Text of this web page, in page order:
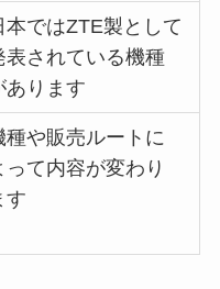
本ではZTE製として
表されている機種
あります
種や販売ルートに
って内容が変わり
す